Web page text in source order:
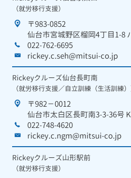
（就労移行支援）
〒983-0852
仙台市宮城野区榴岡4丁目1-8
022-762-6695
rickey.c.seh@mitsui-co.jp
Rickeyクルーズ仙台長町南
（就労移行支援／自立訓練（生活訓練）
〒982－0012
仙台市太白区長町南3-3-36号
022-748-4620
rickey.c.ngm@mitsui-co.jp
Rickeyクルーズ山形駅前
（就労移行支援）